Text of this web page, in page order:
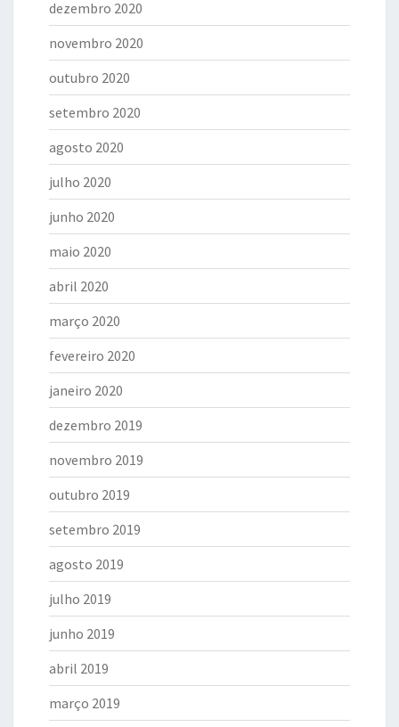
dezembro 2020
novembro 2020
outubro 2020
setembro 2020
agosto 2020
julho 2020
junho 2020
maio 2020
abril 2020
março 2020
fevereiro 2020
janeiro 2020
dezembro 2019
novembro 2019
outubro 2019
setembro 2019
agosto 2019
julho 2019
junho 2019
abril 2019
março 2019